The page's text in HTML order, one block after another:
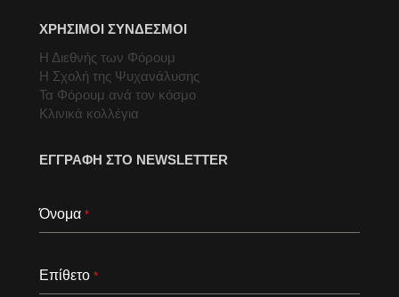
ΧΡΗΣΙΜΟΙ ΣΥΝΔΕΣΜΟΙ
Η Διεθνής των Φόρουμ
Η Σχολή της Ψυχανάλυσης
Τα Φόρουμ ανά τον κόσμο
Κλινικά κολλέγια
ΕΓΓΡΑΦΗ ΣΤΟ NEWSLETTER
Όνομα *
Επίθετο *